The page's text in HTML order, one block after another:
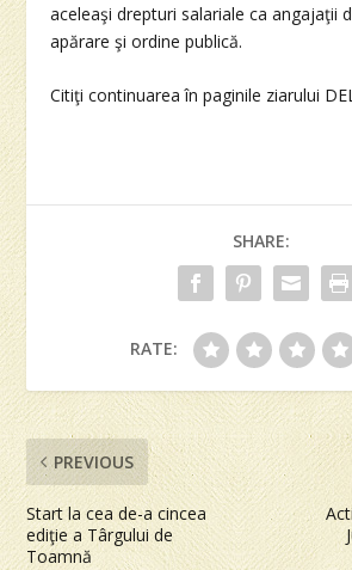
aceleaşi drepturi salariale ca angajaţii
apărare şi ordine publică.
Citiţi continuarea în paginile ziarului
SHARE:
RATE:
PREVIOUS
Start la cea de-a cincea
ediţie a Târgului de
Toamnă